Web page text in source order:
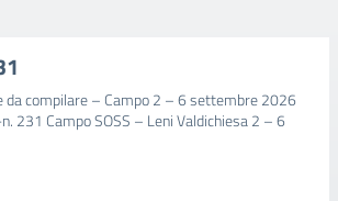
da compilare – Campo 2 – 6 settembre 2026
231 Campo SOSS – Leni Valdichiesa 2 – 6